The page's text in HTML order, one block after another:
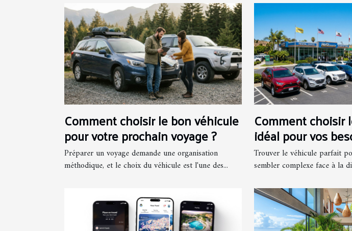
Comment choisir le bon véhicule
pour votre prochain voyage ?
Préparer un voyage demande une organisation
méthodique, et le choix du véhicule est l'une des...
Comment choisir
idéal pour vos
location ?
Trouver le véhicule parfait
sembler complexe face à la